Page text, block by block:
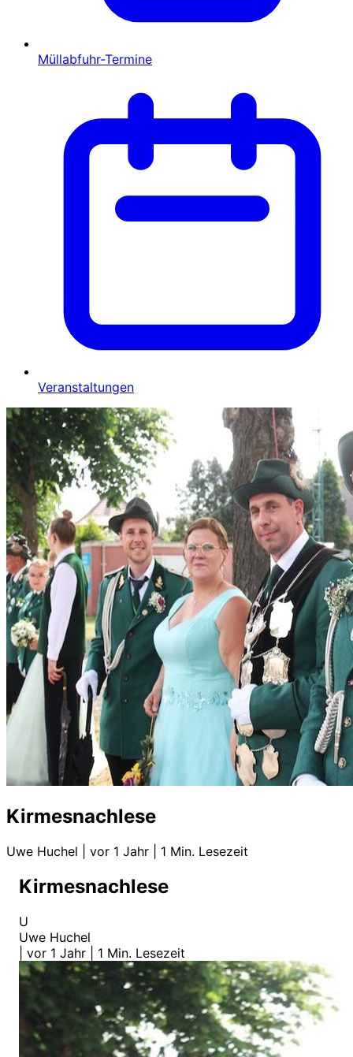
Müllabfuhr-Termine
Veranstaltungen
Kirmesnachlese
Uwe Huchel vor 1 Jahr 1 Min. Lesezeit
Kirmesnachlese
U
Uwe Huchel
vor 1 Jahr 1 Min. Lesezeit